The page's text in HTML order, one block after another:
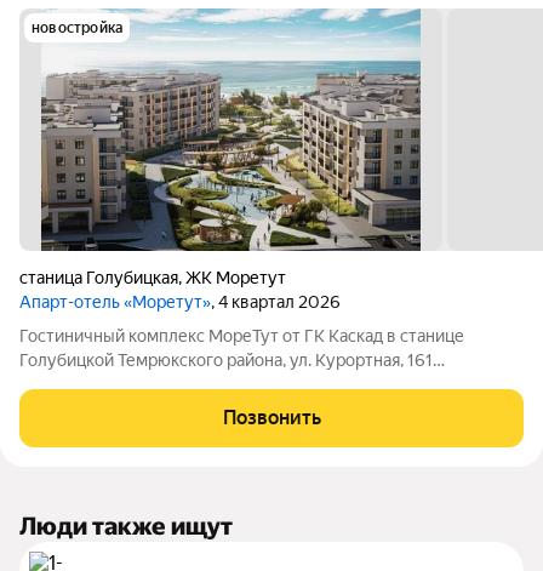
новостройка
станица Голубицкая,ЖК Моретут
Апарт-отель «Моретут», 4 квартал 2026
Гостиничный комплекс МореТут от ГК Каскад в станице
Голубицкой Темрюкского района, ул. Курортная, 161
Азовском побережье! Гостиничный комплекс МореТут
расположен на первой береговой линии. От корпусов
Позвонить
Люди также ищут